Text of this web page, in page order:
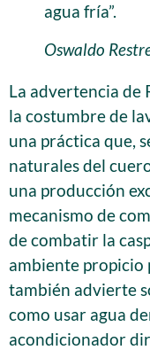
agua fría”.
Oswaldo
La advertencia de
la costumbre de
una práctica que,
naturales del
una producción
mecanismo de
de combatir la
ambiente propicio
también advierte
como usar agua
acondicionador